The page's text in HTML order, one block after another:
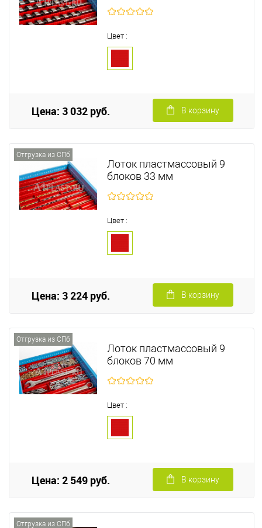
Цвет :
Цена: 3 032 руб. В корзину
Отгрузка из СПб
Лоток пластмассовый 9
блоков 33 мм
Цвет :
Цена: 3 224 руб. В корзину
Отгрузка из СПб
Лоток пластмассовый 9
блоков 70 мм
Цвет :
Цена: 2 549 руб. В корзину
Отгрузка из СПб